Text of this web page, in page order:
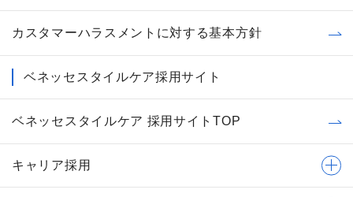
カスタマーハラスメントに対する基本方針
ベネッセスタイルケア採用サイト
ベネッセスタイルケア 採用サイトTOP
キャリア採用